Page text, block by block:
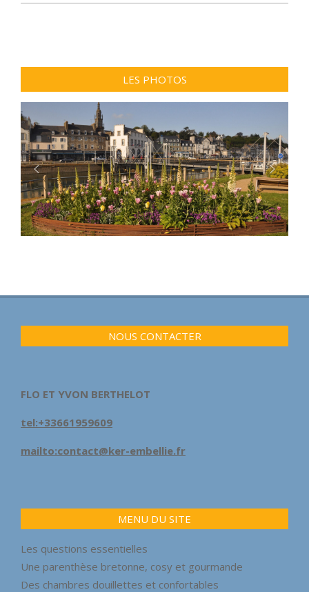
LES PHOTOS
NOUS CONTACTER
FLO ET YVON BERTHELOT
tel:+33661959609
mailto:contact@ker-embellie.fr
MENU DU SITE
Les questions essentielles
Une parenthèse bretonne, cosy et gourmande
Des chambres douillettes et confortables